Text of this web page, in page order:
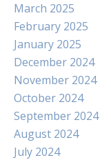
March 2025
February 2025
January 2025
December 2024
November 2024
October 2024
September 2024
August 2024
July 2024